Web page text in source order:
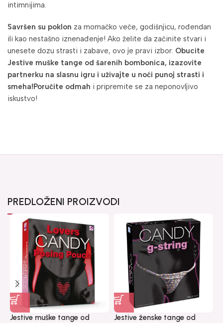
intimnijima.
Savršen su poklon za momačko veče, godišnjicu, rođendan
ili kao nestašno iznenađenje! Ako želite da začinite stvari i
unesete dozu strasti i zabave, ovo je pravi izbor. Obucite
Jestive muške tange od šarenih bombonica, izazovite
partnerku na slasnu igru i uživajte u noći punoj strasti i
smeha!Poručite odmah i pripremite se za neponovljivo
iskustvo!
PREDLOŽENI PROIZVODI
Jestive muške tange od
Jestive ženske tange od